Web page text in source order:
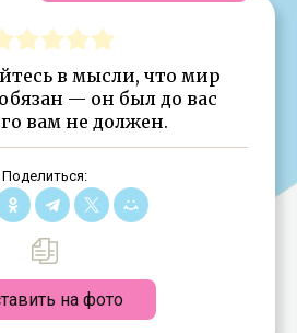
в мысли, что мир
— он был до вас
вам не должен.
Поделиться:
на фото